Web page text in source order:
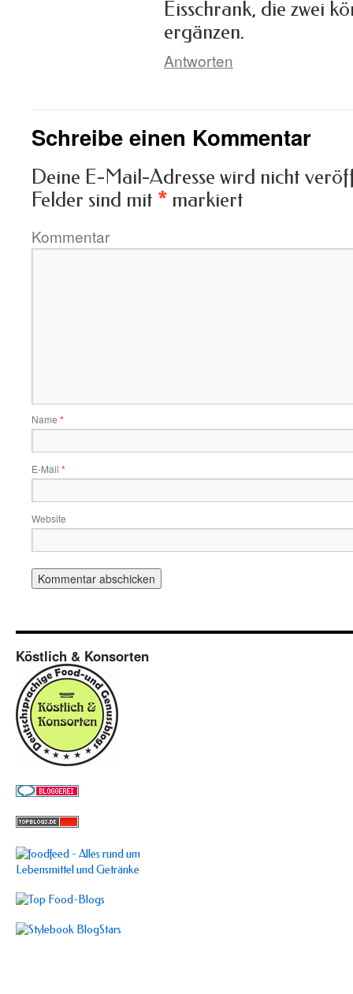
Eisschrank, die zwei
ergänzen.
Antworten
Schreibe einen Kommentar
Deine E-Mail-Adresse wird nicht
Felder sind mit * markiert
Kommentar
Name *
E-Mail *
Website
Köstlich & Konsorten